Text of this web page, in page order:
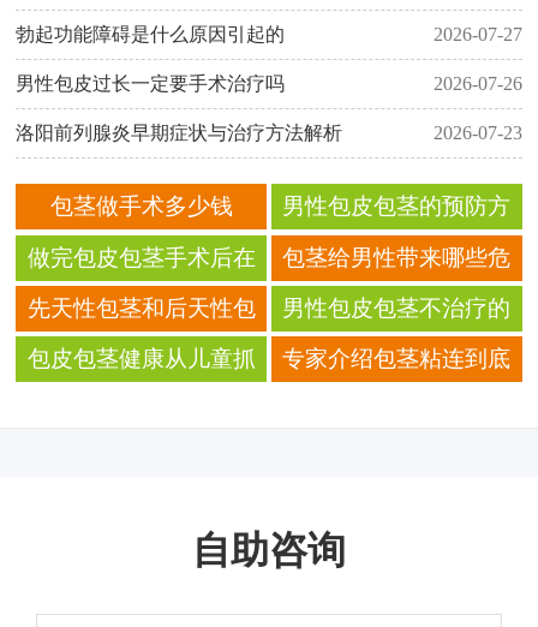
勃起功能障碍是什么原因引起的 2026-07-27
男性包皮过长一定要手术治疗吗 2026-07-26
洛阳前列腺炎早期症状与治疗方法解析 2026-07-23
包茎做手术多少钱
男性包皮包茎的预防方
法有哪些
做完包皮包茎手术后在
生活方面有哪些要注意
的
包茎给男性带来哪些危
害？
先天性包茎和后天性包
茎有什么区别
男性包皮包茎不治疗的
后果会怎样？
包皮包茎健康从儿童抓
专家介绍包茎粘连到底
自助咨询